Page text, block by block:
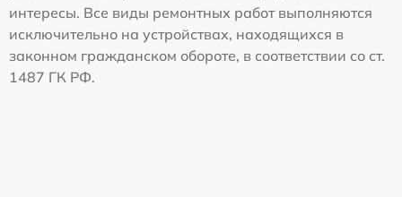
интересы. Все виды ремонтных работ выполняются
исключительно на устройствах, находящихся в
законном гражданском обороте, в соответствии со ст.
1487 ГК РФ.